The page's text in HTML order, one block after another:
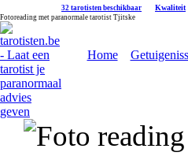
32 tarotisten beschikbaar Kwaliteit
Fotoreading met paranormale tarotist Tjitske
Home